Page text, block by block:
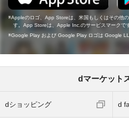
Appleのロゴ、App Storeは、米国もしくはその他
す。App Storeは、Apple Inc.のサービスマークです
Google Play および Google Play ロゴは Google
dマーケット
dショッピング d